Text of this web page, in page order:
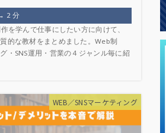
2 分
を学んで仕事にしたい方に向けて、
的な教材をまとめました。Web制
・SNS運用・営業の４ジャンル毎に紹
WEB／SNSマーケティング